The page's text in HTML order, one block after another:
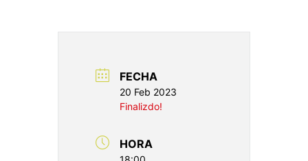
FECHA
20 Feb 2023
Finalizdo!
HORA